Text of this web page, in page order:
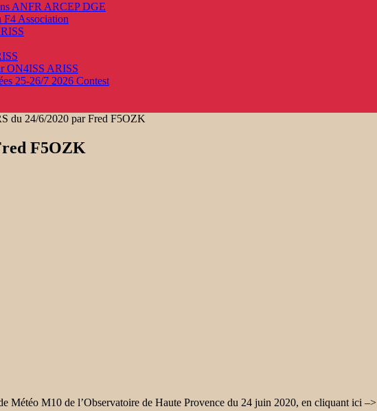
ANFR ARCEP DGE
F4 Association
ON4ISS ARISS
25-26/7 2026 Contest
du 24/6/2020 par Fred F5OZK
F5OZK
Météo M10 de l’Observatoire de Haute Provence du 24 juin 2020, en cliquant ici –>